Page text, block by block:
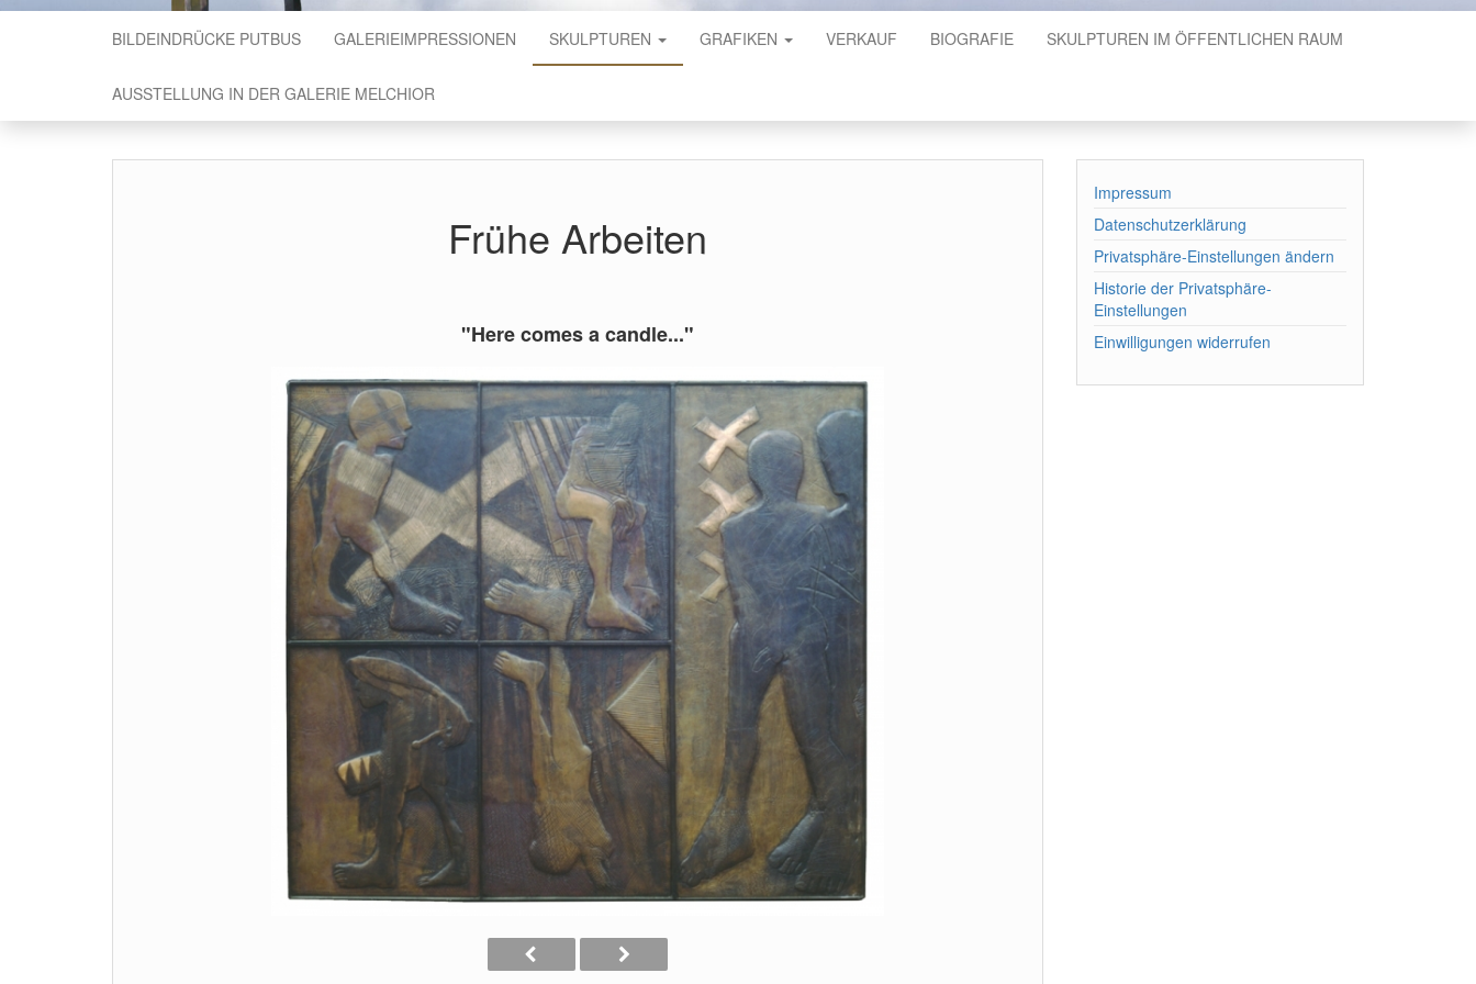
BILDEINDRÜCKE PUTBUS GALERIEIMPRESSIONEN SKULPTUREN GRAFIKEN VERKAUF BIOGRAFIE SKULPTUREN IM ÖFFENTLICHEN RAUM
AUSSTELLUNG IN DER GALERIE MELCHIOR
Frühe Arbeiten
"Here comes a candle..."
Impressum
Datenschutzerklärung
Privatsphäre-Einstellungen ändern
Historie der Privatsphäre-
Einstellungen
Einwilligungen widerrufen